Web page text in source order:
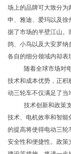
场上的品牌可大致分为
申、雅迪、爱玛以及徐
据了市场的半壁江山。
鸽、小鸟以及大安罗纳
各自的细分领域内却表
随着全球市场对
技术和成本优势，正积
动三轮车不仅满足了当
技术创新和政策
技术、电机效率和智能
的提高将使得电动三轮
安全性和便捷性。政策